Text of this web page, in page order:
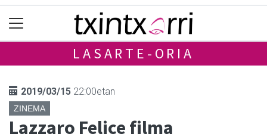
LASARTE-ORIA
2019/03/15 22:00etan
ZINEMA
Lazzaro Felice filma